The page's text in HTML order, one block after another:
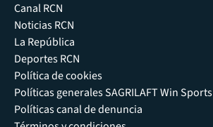
Canal RCN
Noticias RCN
La República
Deportes RCN
Política de cookies
Políticas generales SAGRILAFT Win Sports
Políticas canal de denuncia